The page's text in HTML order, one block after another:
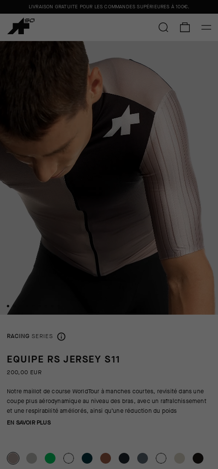
LIVRAISON GRATUITE POUR LES COMMANDES SUPÉRIEURES À 100€.
RACING SERIES
EQUIPE RS JERSEY S11
200,00 EUR
Notre maillot de course WorldTour à manches courtes, revisité dans une
coupe plus aérodynamique au niveau des bras, avec un rafraîchissement
et une respirabilité améliorés, ainsi qu’une réduction du poids
EN SAVOIR PLUS